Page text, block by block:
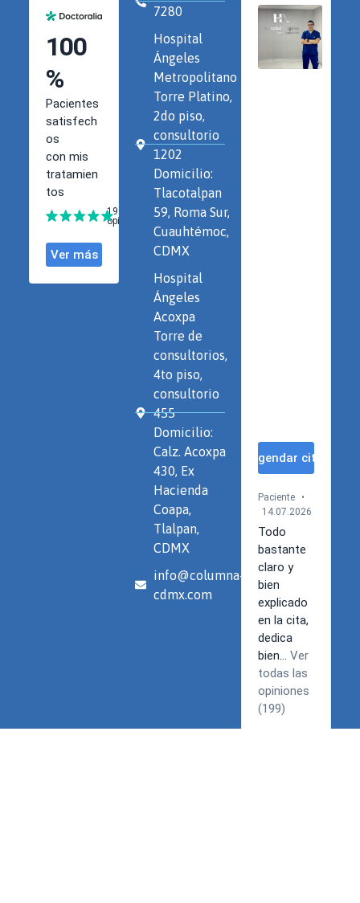
7280
Hospital
Ángeles
Metropolitano
Torre Platino,
2do piso,
consultorio
1202
Domicilio:
Tlacotalpan
59, Roma Sur,
Cuauhtémoc,
CDMX
Hospital
Ángeles
Acoxpa
Torre de
consultorios,
4to piso,
consultorio
455
Domicilio:
Calz. Acoxpa
430, Ex
Hacienda
Coapa,
Tlalpan,
CDMX
info@columna-
cdmx.com